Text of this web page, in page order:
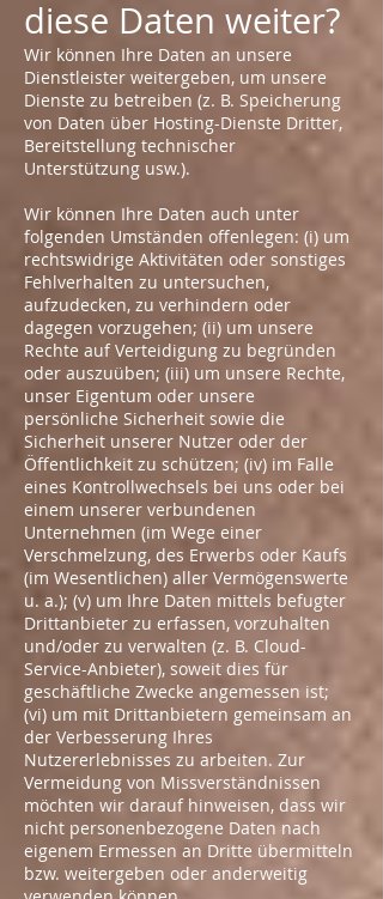
diese Daten weiter?
Wir können Ihre Daten an unsere
Dienstleister weitergeben, um unsere
Dienste zu betreiben (z. B. Speicherung
von Daten über Hosting-Dienste Dritter,
Bereitstellung technischer
Unterstützung usw.).
Wir können Ihre Daten auch unter
folgenden Umständen offenlegen: (i) um
rechtswidrige Aktivitäten oder sonstiges
Fehlverhalten zu untersuchen,
aufzudecken, zu verhindern oder
dagegen vorzugehen; (ii) um unsere
Rechte auf Verteidigung zu begründen
oder auszuüben; (iii) um unsere Rechte,
unser Eigentum oder unsere
persönliche Sicherheit sowie die
Sicherheit unserer Nutzer oder der
Öffentlichkeit zu schützen; (iv) im Falle
eines Kontrollwechsels bei uns oder bei
einem unserer verbundenen
Unternehmen (im Wege einer
Verschmelzung, des Erwerbs oder Kaufs
(im Wesentlichen) aller Vermögenswerte
u. a.); (v) um Ihre Daten mittels befugter
Drittanbieter zu erfassen, vorzuhalten
und/oder zu verwalten (z. B. Cloud-
Service-Anbieter), soweit dies für
geschäftliche Zwecke angemessen ist;
(vi) um mit Drittanbietern gemeinsam an
der Verbesserung Ihres
Nutzererlebnisses zu arbeiten. Zur
Vermeidung von Missverständnissen
möchten wir darauf hinweisen, dass wir
nicht personenbezogene Daten nach
eigenem Ermessen an Dritte übermitteln
bzw. weitergeben oder anderweitig